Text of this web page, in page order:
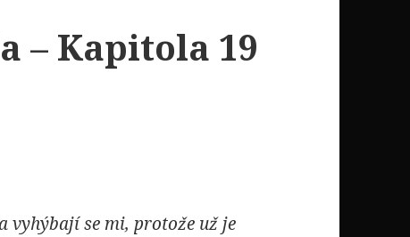
– Kapitola 19
vyhýbají se mi, protože už je